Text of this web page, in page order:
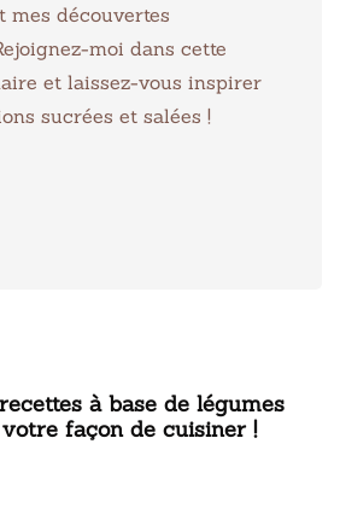
mes découvertes
moi dans cette
et laissez-vous inspirer
sucrées et salées !
à base de légumes
façon de cuisiner !